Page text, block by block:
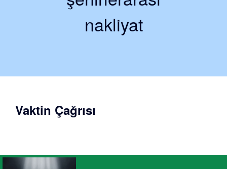
nakliyat
Vaktin Çağrısı